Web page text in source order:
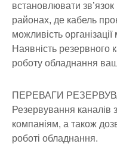
встановлювати
районах, де кабель
можливість
Наявність резервного
роботу обладнання
ПЕРЕВАГИ
Резервування каналів
компаніям, а також
роботі обладнання.